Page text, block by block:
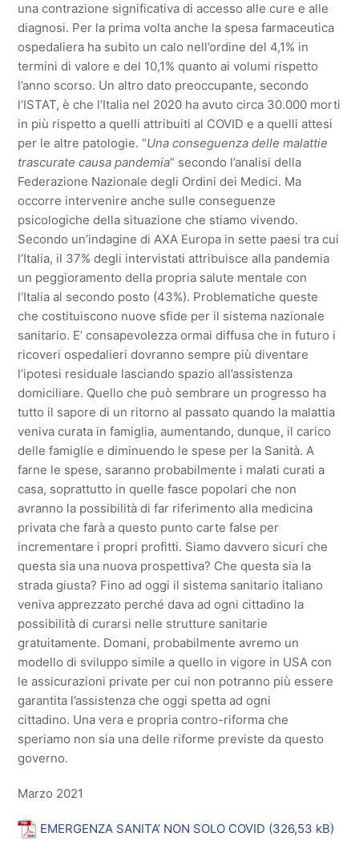
una contrazione significativa di accesso alle cure e alle
diagnosi. Per la prima volta anche la spesa farmaceutica
ospedaliera ha subito un calo nell’ordine del 4,1% in
termini di valore e del 10,1% quanto ai volumi rispetto
l’anno scorso. Un altro dato preoccupante, secondo
l’ISTAT, è che l’Italia nel 2020 ha avuto circa 30.000 morti
in più rispetto a quelli attribuiti al COVID e a quelli attesi
per le altre patologie. “Una conseguenza delle malattie
trascurate causa pandemia” secondo l’analisi della
Federazione Nazionale degli Ordini dei Medici. Ma
occorre intervenire anche sulle conseguenze
psicologiche della situazione che stiamo vivendo.
Secondo un’indagine di AXA Europa in sette paesi tra cui
l’Italia, il 37% degli intervistati attribuisce alla pandemia
un peggioramento della propria salute mentale con
l’Italia al secondo posto (43%). Problematiche queste
che costituiscono nuove sfide per il sistema nazionale
sanitario. E’ consapevolezza ormai diffusa che in futuro i
ricoveri ospedalieri dovranno sempre più diventare
l’ipotesi residuale lasciando spazio all’assistenza
domiciliare. Quello che può sembrare un progresso ha
tutto il sapore di un ritorno al passato quando la malattia
veniva curata in famiglia, aumentando, dunque, il carico
delle famiglie e diminuendo le spese per la Sanità. A
farne le spese, saranno probabilmente i malati curati a
casa, soprattutto in quelle fasce popolari che non
avranno la possibilità di far riferimento alla medicina
privata che farà a questo punto carte false per
incrementare i propri profitti. Siamo davvero sicuri che
questa sia una nuova prospettiva? Che questa sia la
strada giusta? Fino ad oggi il sistema sanitario italiano
veniva apprezzato perché dava ad ogni cittadino la
possibilità di curarsi nelle strutture sanitarie
gratuitamente. Domani, probabilmente avremo un
modello di sviluppo simile a quello in vigore in USA con
le assicurazioni private per cui non potranno più essere
garantita l’assistenza che oggi spetta ad ogni
cittadino. Una vera e propria contro-riforma che
speriamo non sia una delle riforme previste da questo
governo.
Marzo 2021
EMERGENZA SANITA’ NON SOLO COVID